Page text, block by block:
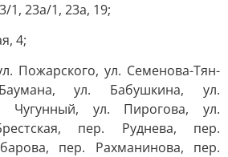
1, 23а/1, 23а, 19;
4;
Пожарского, ул. Семенова-Тян-
ул. Бабушкина, ул.
Чугунный, ул. Пирогова, ул.
пер. Руднева, пер.
пер. Рахманинова, пер.